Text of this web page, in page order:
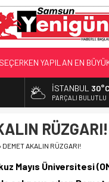
YAPILAN EN
HEDEF 5’İNCİLİK!
YAPIN!’
FİYATI!
İSTANBUL 30°C
PARÇALI BULUTLU
RÜZGARI!
DEMET AKALIN RÜZGARI!
Mayıs Üniversitesi